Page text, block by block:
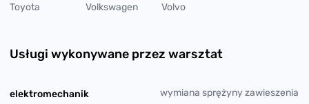
Toyota
Volkswagen Volvo
Usługi wykonywane przez warsztat
elektromechanik
wymiana sprężyny zawieszenia